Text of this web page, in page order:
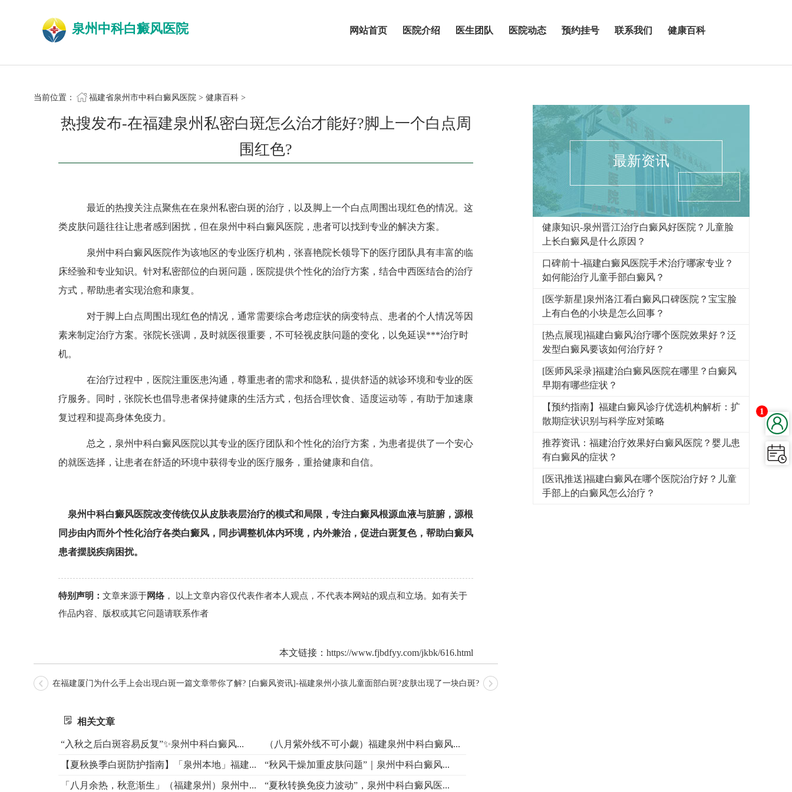
1
泉州中科白癜风医院 网站首页 医院介绍 医生团队 医院动态 预约挂号 联系我们 健康百科
当前位置： 福建省泉州市中科白癜风医院 > 健康百科 >
热搜发布-在福建泉州私密白斑怎么治才能好?脚上一个白点周
围红色?
最近的热搜关注点聚焦在在泉州私密白斑的治疗，以及脚上一个白点周围出现红色的情况。这
类皮肤问题往往让患者感到困扰，但在泉州中科白癜风医院，患者可以找到专业的解决方案。
泉州中科白癜风医院作为该地区的专业医疗机构，张喜艳院长领导下的医疗团队具有丰富的临
床经验和专业知识。针对私密部位的白斑问题，医院提供个性化的治疗方案，结合中西医结合的治疗
方式，帮助患者实现治愈和康复。
对于脚上白点周围出现红色的情况，通常需要综合考虑症状的病变特点、患者的个人情况等因
素来制定治疗方案。张院长强调，及时就医很重要，不可轻视皮肤问题的变化，以免延误***治疗时
机。
在治疗过程中，医院注重医患沟通，尊重患者的需求和隐私，提供舒适的就诊环境和专业的医
疗服务。同时，张院长也倡导患者保持健康的生活方式，包括合理饮食、适度运动等，有助于加速康
复过程和提高身体免疫力。
总之，泉州中科白癜风医院以其专业的医疗团队和个性化的治疗方案，为患者提供了一个安心
的就医选择，让患者在舒适的环境中获得专业的医疗服务，重拾健康和自信。
泉州中科白癜风医院改变传统仅从皮肤表层治疗的模式和局限，专注白癜风根源血液与脏腑，源根
同步由内而外个性化治疗各类白癜风，同步调整机体内环境，内外兼治，促进白斑复色，帮助白癜风
患者摆脱疾病困扰。
特别声明： 文章来源于网络， 以上文章内容仅代表作者本人观点，不代表本网站的观点和立场。如有关于
作品内容、版权或其它问题请联系作者
本文链接： https://www.fjbdfyy.com/jkbk/616.html
在福建厦门为什么手上会出现白斑一篇文章带你了解? [白癜风资讯]-福建泉州小孩儿童面部白斑?皮肤出现了一块白斑?
相关文章
“入秋之后白斑容易反复”✨泉州中科白癜风... （八月紫外线不可小觑）福建泉州中科白癜风...
【夏秋换季白斑防护指南】「泉州本地」福建... “秋风干燥加重皮肤问题”｜泉州中科白癜风...
「八月余热，秋意渐生」（福建泉州）泉州中... “夏秋转换免疫力波动”，泉州中科白癜风医...
最新资讯
健康知识-泉州晋江治疗白癜风好医院？儿童脸
上长白癜风是什么原因？
口碑前十-福建白癜风医院手术治疗哪家专业？
如何能治疗儿童手部白癜风？
[医学新星]泉州洛江看白癜风口碑医院？宝宝脸
上有白色的小块是怎么回事？
[热点展现]福建白癜风治疗哪个医院效果好？泛
发型白癜风要该如何治疗好？
[医师风采录]福建治白癜风医院在哪里？白癜风
早期有哪些症状？
【预约指南】福建白癜风诊疗优选机构解析：扩
散期症状识别与科学应对策略
推荐资讯：福建治疗效果好白癜风医院？婴儿患
有白癜风的症状？
[医讯推送]福建白癜风在哪个医院治疗好？儿童
手部上的白癜风怎么治疗？